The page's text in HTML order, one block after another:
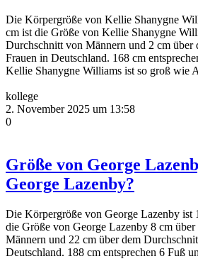
Die Körpergröße von Kellie Shanygne
cm ist die Größe von Kellie Shanygne
Durchschnitt von Männern und 2 cm über
Frauen in Deutschland. 168 cm
Kellie Shanygne Williams ist so groß wie
kollege
2. November 2025 um 13:58
0
Größe von George
George Lazenby?
Die Körpergröße von George Lazenby ist
die Größe von George Lazenby 8 cm
Männern und 22 cm über dem
Deutschland. 188 cm entsprechen 6 Fuß